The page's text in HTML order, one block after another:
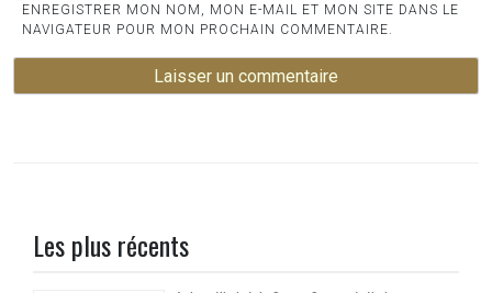
ENREGISTRER MON NOM, MON E-MAIL ET MON SITE DANS LE
NAVIGATEUR POUR MON PROCHAIN COMMENTAIRE.
Les plus récents